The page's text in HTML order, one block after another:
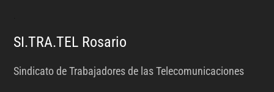
SI.TRA.TEL Rosario
Sindicato de Trabajadores de las Telecomunicaciones